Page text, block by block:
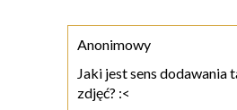
Anonimowy
Jaki jest sens dodawania
zdjęć? :<